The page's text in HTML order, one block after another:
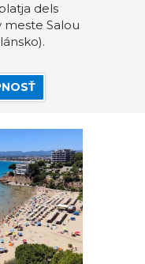
dels
meste Salou